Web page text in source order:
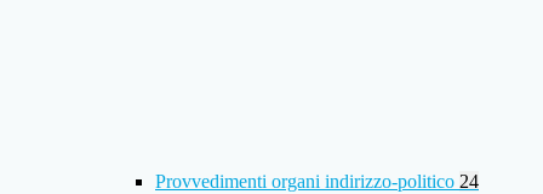
Provvedimenti organi indirizzo-politico 24